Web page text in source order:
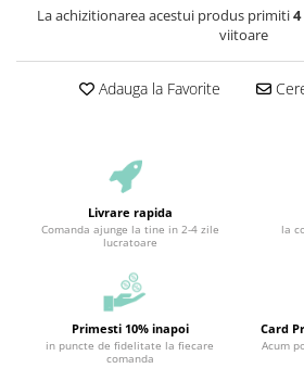
La achizitionarea acestui produs primiti4
viitoare
Adauga la Favorite
Livrare rapida
Comanda ajunge la tine in 2-4 zile
lucratoare
la
Primesti 10% inapoi
in puncte de fidelitate la fiecare
comanda
Card
Acum